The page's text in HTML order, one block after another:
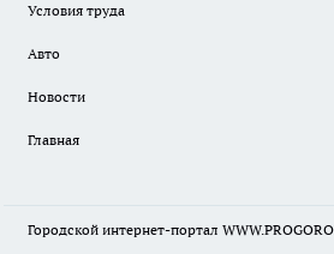
Условия труда
Авто
Новости
Главная
Городской интернет-портал